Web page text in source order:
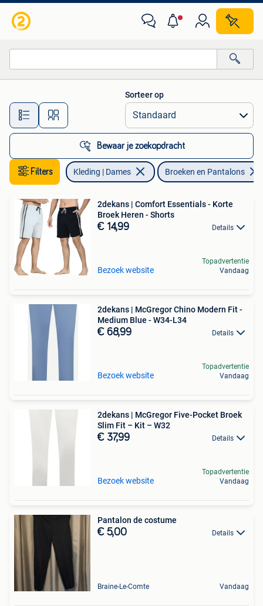
Alle afstanden…
Sorteer op
Bewaar je zoekopdracht
Filters Kleding | Dames Broeken en Pantalons
2dekans | Comfort Essentials - Korte
Broek Heren - Shorts
€ 14,99 Details
Bezoek website
Topadvertentie
Vandaag
2dekans | McGregor Chino Modern Fit -
Medium Blue - W34-L34
€ 68,99 Details
Bezoek website
Topadvertentie
Vandaag
2dekans | McGregor Five-Pocket Broek
Slim Fit – Kit – W32
€ 37,99 Details
Bezoek website
Topadvertentie
Vandaag
Pantalon de costume
€ 5,00 Details
Braine-Le-Comte Vandaag